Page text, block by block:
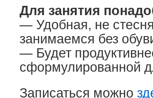
Для занятия
— Удобная, не
занимаемся без
— Будет
сформулированной
Записаться можно